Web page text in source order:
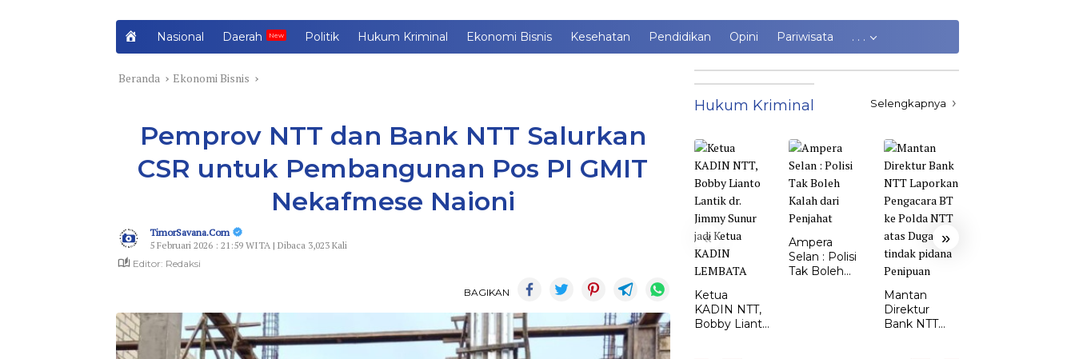
o
e
Nasional Daerah Politik Hukum Kriminal Ekonomi Bisnis Kesehatan Pendidikan Opini Pariwisata . . .
Beranda Ekonomi Bisnis
Pemprov NTT dan Bank NTT Salurkan
CSR untuk Pembangunan Pos PI GMIT
Nekafmese Naioni
TimorSavana.Com
5 Februari 2026 : 21:59 WITA | Dibaca 3,023 Kali
Editor: Redaksi
BAGIKAN
Hukum Kriminal Selengkapnya
« »
Ketua
KADIN NTT,
Bobby Lianto
Ampera
Selan : Polisi
Tak Boleh
Mantan
Direktur
Bank NTT